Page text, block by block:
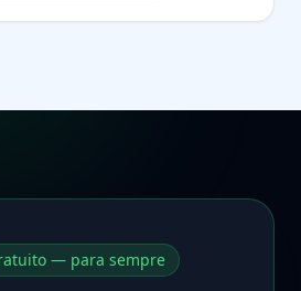
— para sempre